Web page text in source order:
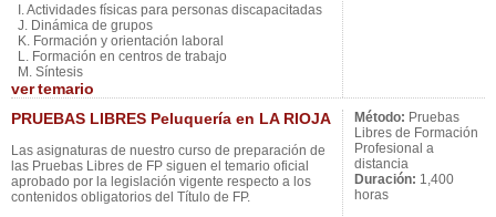
I. Actividades físicas para personas discapacitadas
J. Dinámica de grupos
K. Formación y orientación laboral
L. Formación en centros de trabajo
M. Síntesis
vertemario
PRUEBAS LIBRES Peluquería en LA RIOJA
Las asignaturas de nuestro curso de preparación de
las Pruebas Libres de FP siguen el temario oficial
aprobado por la legislación vigente respecto a los
contenidos obligatorios del Título de FP.
Método: Pruebas
Libres de Formación
Profesional a
distancia
Duración: 1,400
horas